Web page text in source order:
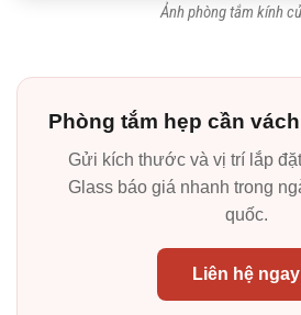
Ảnh phòng tắm kính
Phòng tắm hẹp cần
Gửi kích thước và vị trí lắp
Glass báo giá nhanh trong
quốc.
Liên hệ ngay